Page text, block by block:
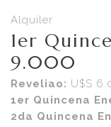
Alquiler
1er
9.000
Reveliao: U$S
1er Quincena
2da Quincena